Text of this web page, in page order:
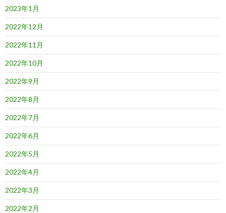
2023年1月
2022年12月
2022年11月
2022年10月
2022年9月
2022年8月
2022年7月
2022年6月
2022年5月
2022年4月
2022年3月
2022年2月